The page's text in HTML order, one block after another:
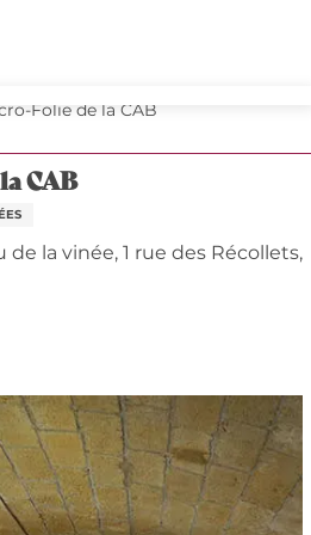
Folie de la CAB
CAB
la vinée, 1 rue des Récollets,
favoris